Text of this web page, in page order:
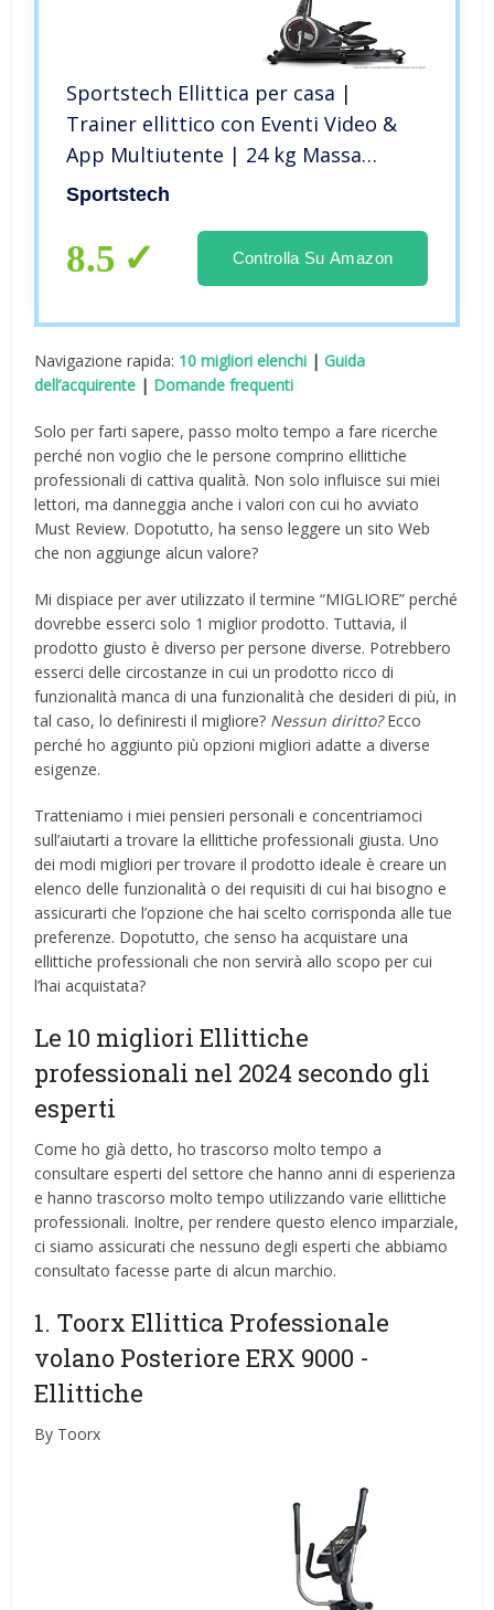
Sportstech Ellittica per casa |
Trainer ellittico con Eventi Video &
App Multiutente | 24 kg Massa
volano | 26 programmi + HRC |
Fitness CX640
Sportstech
8.5 Controlla Su Amazon
Navigazione rapida: 10 migliori elenchi |Guida
dell’acquirente | Domande frequenti
Solo per farti sapere, passo molto tempo a fare ricerche
perché non voglio che le persone comprino ellittiche
professionali di cattiva qualità. Non solo influisce sui miei
lettori, ma danneggia anche i valori con cui ho avviato
Must Review. Dopotutto, ha senso leggere un sito Web
che non aggiunge alcun valore?
Mi dispiace per aver utilizzato il termine “MIGLIORE” perché
dovrebbe esserci solo 1 miglior prodotto. Tuttavia, il
prodotto giusto è diverso per persone diverse. Potrebbero
esserci delle circostanze in cui un prodotto ricco di
funzionalità manca di una funzionalità che desideri di più, in
tal caso, lo definiresti il ​​migliore? Nessun diritto?Ecco
perché ho aggiunto più opzioni migliori adatte a diverse
esigenze.
Tratteniamo i miei pensieri personali e concentriamoci
sull’aiutarti a trovare la ellittiche professionali giusta. Uno
dei modi migliori per trovare il prodotto ideale è creare un
elenco delle funzionalità o dei requisiti di cui hai bisogno e
assicurarti che l’opzione che hai scelto corrisponda alle tue
preferenze. Dopotutto, che senso ha acquistare una
ellittiche professionali che non servirà allo scopo per cui
l’hai acquistata?
Le 10 migliori Ellittiche
professionali nel 2024 secondo gli
esperti
Come ho già detto, ho trascorso molto tempo a
consultare esperti del settore che hanno anni di esperienza
e hanno trascorso molto tempo utilizzando varie ellittiche
professionali. Inoltre, per rendere questo elenco imparziale,
ci siamo assicurati che nessuno degli esperti che abbiamo
consultato facesse parte di alcun marchio.
1. Toorx Ellittica Professionale
volano Posteriore ERX 9000 -
Ellittiche
By Toorx